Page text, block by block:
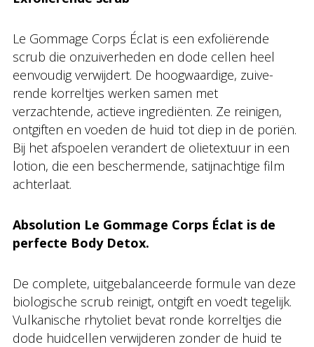
Le Gommage Corps Éclat is een exfoliërende
scrub die onzuiverheden en dode cellen heel
eenvoudig verwijdert. De hoogwaardige, zuive-
rende korreltjes werken samen met
verzachtende, actieve ingrediënten. Ze reinigen,
ontgiften en voeden de huid tot diep in de poriën.
Bij het afspoelen verandert de olietextuur in een
lotion, die een beschermende, satijnachtige film
achterlaat.
Absolution Le Gommage Corps Éclat is de
perfecte Body Detox.
De complete, uitgebalanceerde formule van deze
biologische scrub reinigt, ontgift en voedt tegelijk.
Vulkanische rhytoliet bevat ronde korreltjes die
dode huidcellen verwijderen zonder de huid te